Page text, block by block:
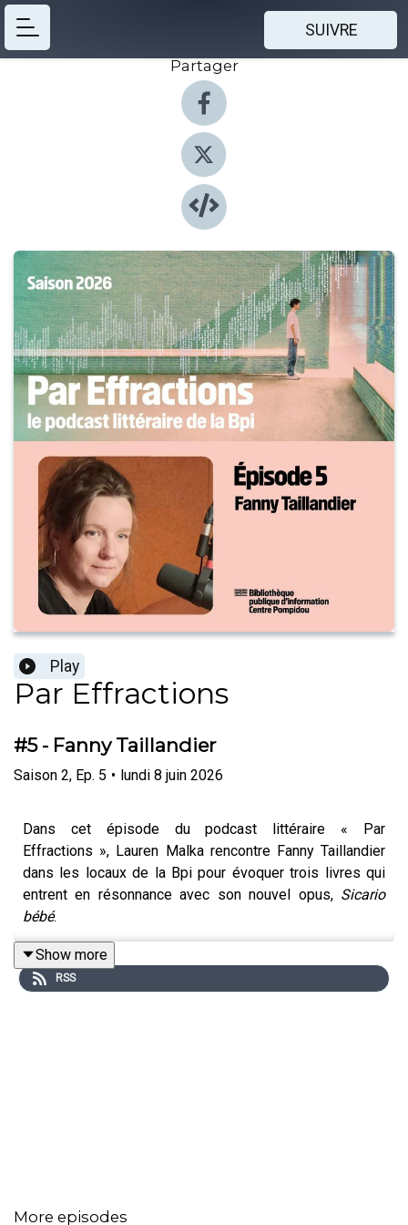
SUIVRE
Partager
Play
Par Effractions
#5 - Fanny Taillandier
Saison 2, Ep. 5 • lundi 8 juin 2026
Dans cet épisode du podcast littéraire « Par
Effractions », Lauren Malka rencontre Fanny Taillandier
dans les locaux de la Bpi pour évoquer trois livres qui
entrent en résonnance avec son nouvel opus, Sicario
bébé.
Agrégée de lettres et enseignante, Fanny Taillandier
ressources pour l’accueillir. Leur camarade Bobby a une
Show more
RSS
More episodes